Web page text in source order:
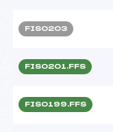
FIS0203
FIS0201.FFS
FIS0199.FFS